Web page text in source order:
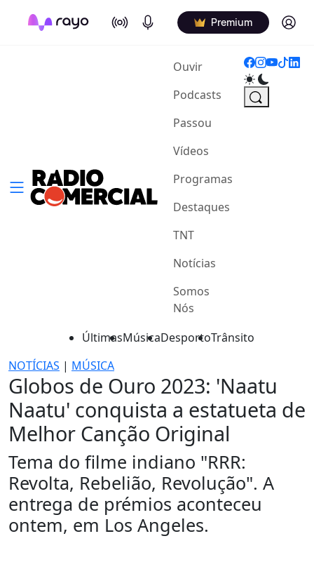
On Air Podcasts Premium Log in
Ouvir(current)
Podcasts
Passou
Vídeos
Programas
Destaques
TNT
Notícias
Somos
Nós
ÚltimasMúsicaDesportoTrânsito
NOTÍCIAS | MÚSICA
Globos de Ouro 2023: 'Naatu
Naatu' conquista a estatueta de
Melhor Canção Original
Tema do filme indiano "RRR:
Revolta, Rebelião, Revolução". A
entrega de prémios aconteceu
ontem, em Los Angeles.